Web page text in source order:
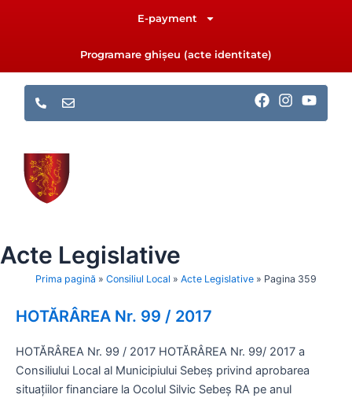
E-payment
Programare ghișeu (acte identitate)
F
I
Y
Acte Legislative
Prima pagină » Consiliul Local » Acte Legislative » Pagina 359
HOTĂRÂREA Nr. 99 / 2017
HOTĂRÂREA Nr. 99 / 2017 HOTĂRÂREA Nr. 99/ 2017 a
Consiliului Local al Municipiului Sebeş privind aprobarea
situaţiilor financiare la Ocolul Silvic Sebeş RA pe anul
PagePagePagePagePagePage Page